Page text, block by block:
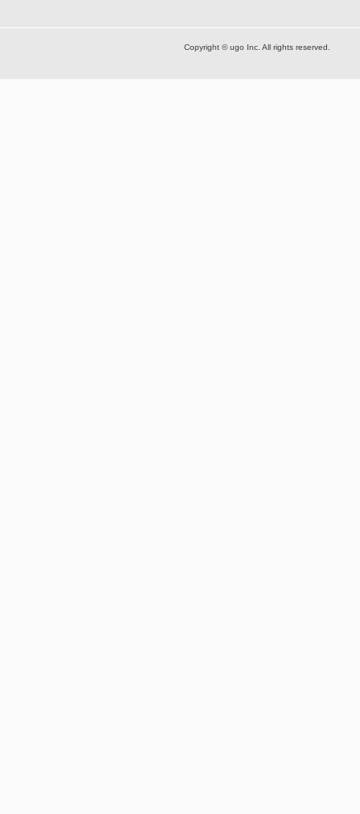
Copyright © ugo Inc. All rights reserved.